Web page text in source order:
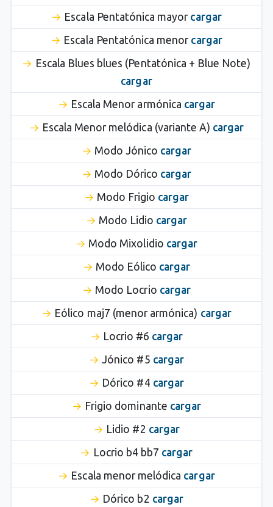
Escala Pentatónica mayor cargar
Escala Pentatónica menor cargar
Escala Blues blues (Pentatónica + Blue Note)
cargar
Escala Menor armónica cargar
Escala Menor melódica (variante A) cargar
Modo Jónico cargar
Modo Dórico cargar
Modo Frigio cargar
Modo Lidio cargar
Modo Mixolidio cargar
Modo Eólico cargar
Modo Locrio cargar
Eólico maj7 (menor armónica) cargar
Locrio #6 cargar
Jónico #5 cargar
Dórico #4 cargar
Frigio dominante cargar
Lidio #2 cargar
Locrio b4 bb7 cargar
Escala menor melódica cargar
Dórico b2 cargar